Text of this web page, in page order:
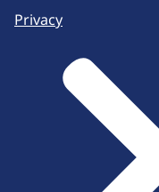
Privacy